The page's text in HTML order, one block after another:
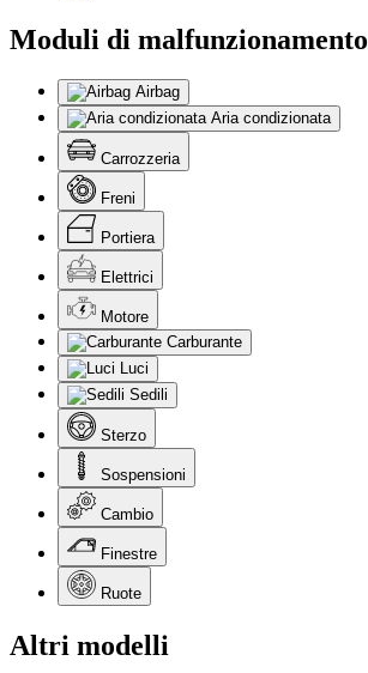
Moduli di malfunzionamento
Airbag
Aria condizionata
Carrozzeria
Freni
Portiera
Elettrici
Motore
Carburante
Luci
Sedili
Sterzo
Sospensioni
Cambio
Finestre
Ruote
Altri modelli